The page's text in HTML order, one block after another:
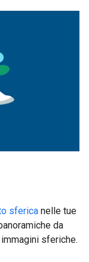
sferica nelle tue
da
sferiche.